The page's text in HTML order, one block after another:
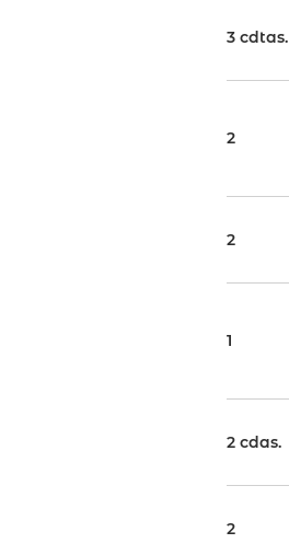
3 cdtas.
2
2
1
2 cdas.
2